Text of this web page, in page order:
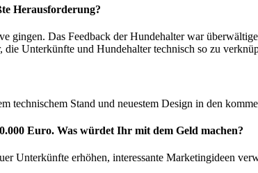
Herausforderung?
gingen. Das Feedback der Hundehalter war
Unterkünfte und Hundehalter technisch so zu
Stand und neuestem Design in den
Euro. Was würdet Ihr mit dem Geld machen?
Unterkünfte erhöhen, interessante Marketingideen